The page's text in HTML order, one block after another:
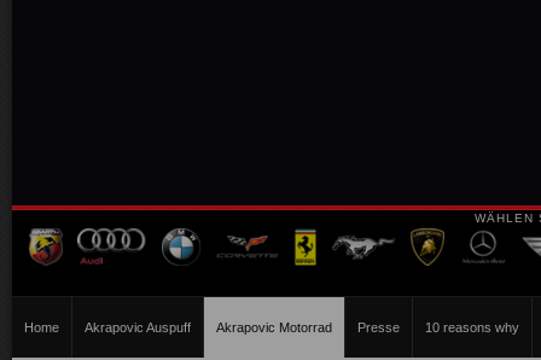
WÄHLEN
Home Akrapovic Auspuff Akrapovic Motorrad Presse 10 reasons why